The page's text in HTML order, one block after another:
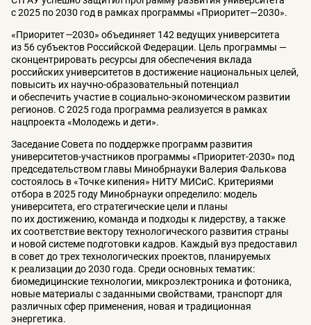
с 2025 по 2030 год в рамках программы «Приоритет—2030».
«Приоритет—2030» объединяет 142 ведущих университета
из 56 субъектов Российской Федерации. Цель программы —
сконцентрировать ресурсы для обеспечения вклада
российских университетов в достижение национальных целей,
повысить их научно-образовательный потенциал
и обеспечить участие в социально-экономическом развитии
регионов. С 2025 года программа реализуется в рамках
нацпроекта «Молодежь и дети».
Заседание Совета по поддержке программ развития
университетов-участников программы «Приоритет-2030» под
председательством главы Минобрнауки Валерия Фалькова
состоялось в «Точке кипения» НИТУ МИСиС. Критериями
отбора в 2025 году Минобрнауки определило: модель
университета, его стратегические цели и планы
по их достижению, команда и подходы к лидерству, а также
их соответствие вектору технологического развития страны
и новой системе подготовки кадров. Каждый вуз предоставил
в совет до трех технологических проектов, планируемых
к реализации до 2030 года. Среди основных тематик:
биомедицинские технологии, микроэлектроника и фотоника,
новые материалы с заданными свойствами, транспорт для
различных сфер применения, новая и традиционная
энергетика.